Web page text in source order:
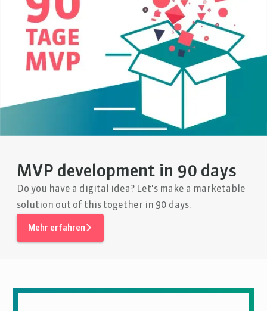
MVP development in 90 days
Do you have a digital idea? Let's make a marketable
solution out of this together in 90 days.
Mehr erfahren